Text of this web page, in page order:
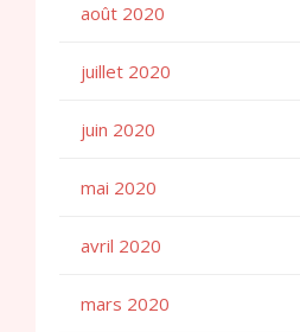
août 2020
juillet 2020
juin 2020
mai 2020
avril 2020
mars 2020